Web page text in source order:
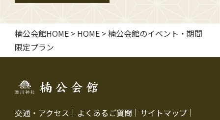
楠公会館HOME > HOME >楠公会館のイベント・期間
限定プラン
交通・アクセス よくあるご質問
サイトマップ